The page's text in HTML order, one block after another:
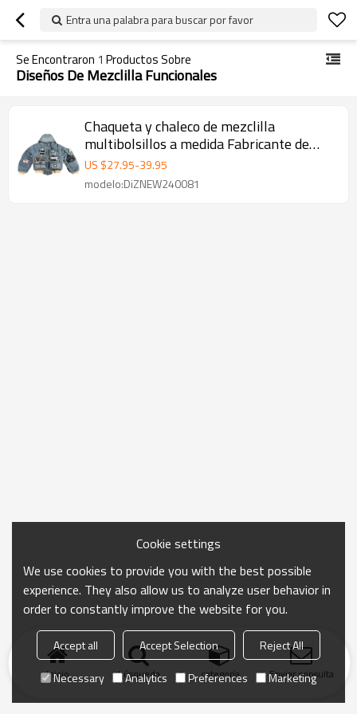
Entra una palabra para buscar por favor
Se Encontraron 1 Productos Sobre
Diseños De Mezclilla Funcionales
Chaqueta y chaleco de mezclilla
multibolsillos a medida Fabricante de
mezclilla de calidad | DiZNEW
US $27.95-39.95
modelo:DiZNEW240081
Inicio búsqueda categoría Enviar consulta
Cookie settings
We use cookies to provide you with the best possible
experience. They also allow us to analyze user behavior in
order to constantly improve the website for you.
Accept all Accept Selection
Reject All
Necessary
Analytics Preferences Marketing